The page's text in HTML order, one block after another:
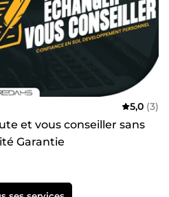
5,0 (3)
et vous conseiller sans
Garantie